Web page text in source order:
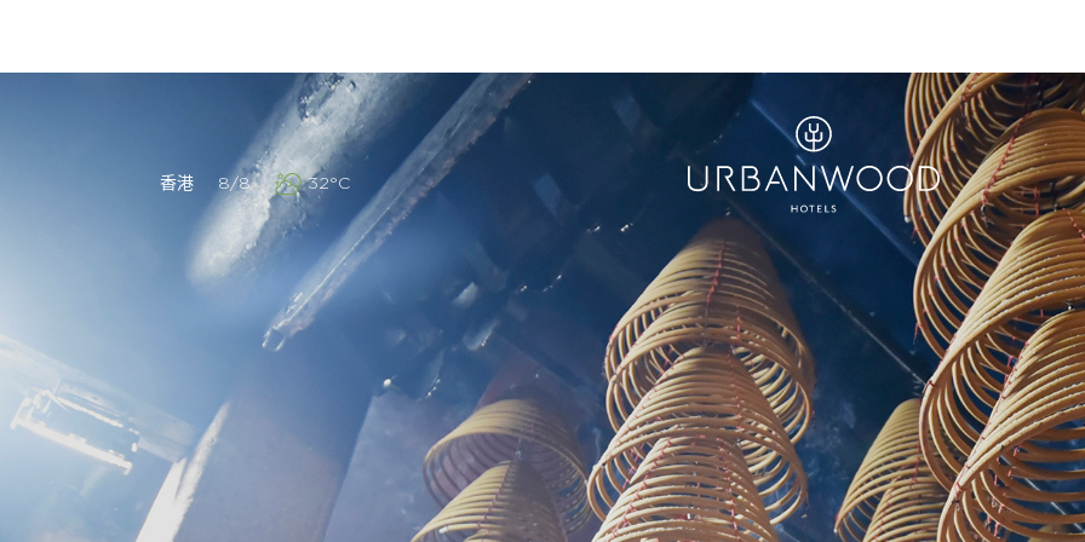
香港 8/8 32°C
Urbanwood